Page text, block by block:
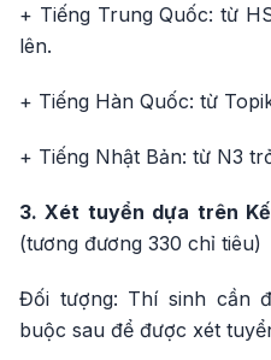
+ Tiếng Trung Quốc: từ
lên.
+ Tiếng Hàn Quốc: từ
+ Tiếng Nhật Bản: từ N3
3. Xét tuyển dựa trên
(tương đương 330 chỉ tiêu)
Đối tượng: Thí sinh cần
buộc sau để được xét